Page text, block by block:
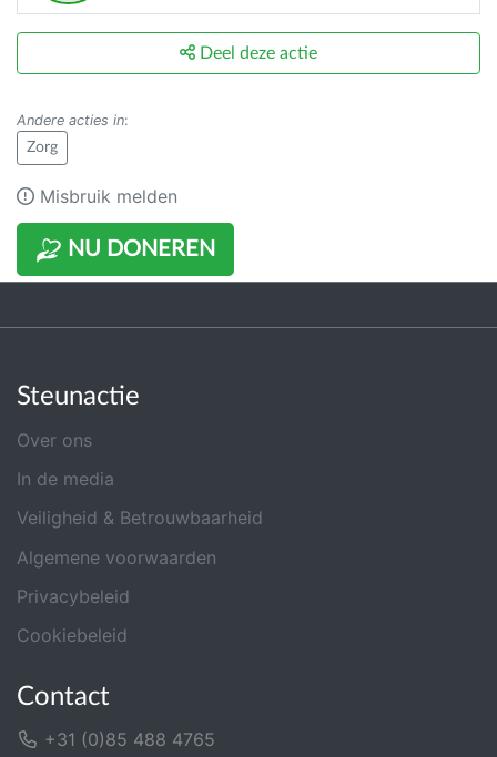
NU DONEREN
Deel deze actie
Andere acties in:
Zorg
Misbruik melden
Steunactie
Over ons
In de media
Veiligheid & Betrouwbaarheid
Algemene voorwaarden
Privacybeleid
Cookiebeleid
Contact
+31 (0)85 488 4765